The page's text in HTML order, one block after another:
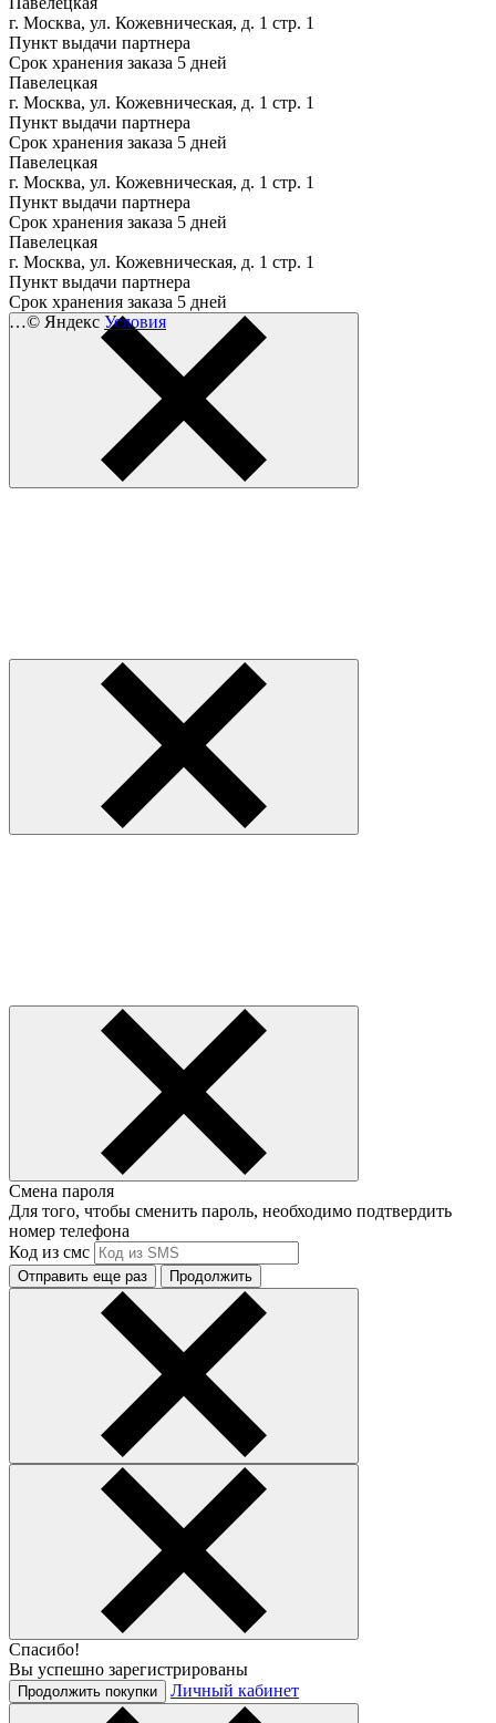
г. Москва, ул. Кожевническая, д. 1 стр. 1
Пункт выдачи партнера
Срок хранения заказа 5 дней
Павелецкая
г. Москва, ул. Кожевническая, д. 1 стр. 1
Пункт выдачи партнера
Срок хранения заказа 5 дней
Павелецкая
г. Москва, ул. Кожевническая, д. 1 стр. 1
Пункт выдачи партнера
Срок хранения заказа 5 дней
Павелецкая
г. Москва, ул. Кожевническая, д. 1 стр. 1
Пункт выдачи партнера
Срок хранения заказа 5 дней
…© Яндекс Условия
Смена пароля
Для того, чтобы сменить пароль, необходимо подтвердить
номер телефона
Код из смс
Отправить еще раз Продолжить
Спасибо!
Вы успешно зарегистрированы
Продолжить покупки Личный кабинет